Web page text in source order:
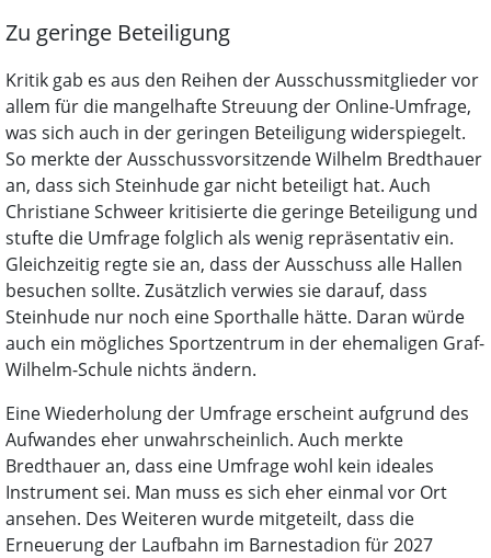
Zu geringe Beteiligung
Kritik gab es aus den Reihen der Ausschussmitglieder vor
allem für die mangelhafte Streuung der Online-Umfrage,
was sich auch in der geringen Beteiligung widerspiegelt.
So merkte der Ausschussvorsitzende Wilhelm Bredthauer
an, dass sich Steinhude gar nicht beteiligt hat. Auch
Christiane Schweer kritisierte die geringe Beteiligung und
stufte die Umfrage folglich als wenig repräsentativ ein.
Gleichzeitig regte sie an, dass der Ausschuss alle Hallen
besuchen sollte. Zusätzlich verwies sie darauf, dass
Steinhude nur noch eine Sporthalle hätte. Daran würde
auch ein mögliches Sportzentrum in der ehemaligen Graf-
Wilhelm-Schule nichts ändern.
Eine Wiederholung der Umfrage erscheint aufgrund des
Aufwandes eher unwahrscheinlich. Auch merkte
Bredthauer an, dass eine Umfrage wohl kein ideales
Instrument sei. Man muss es sich eher einmal vor Ort
ansehen. Des Weiteren wurde mitgeteilt, dass die
Erneuerung der Laufbahn im Barnestadion für 2027